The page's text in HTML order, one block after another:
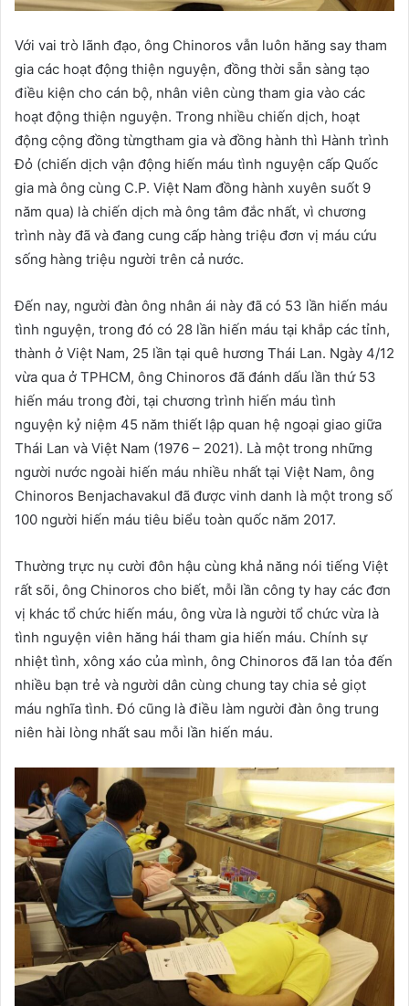
Với vai trò lãnh đạo, ông Chinoros vẫn luôn hăng say tham
gia các hoạt động thiện nguyện, đồng thời sẵn sàng tạo
điều kiện cho cán bộ, nhân viên cùng tham gia vào các
hoạt động thiện nguyện. Trong nhiều chiến dịch, hoạt
động cộng đồng từngtham gia và đồng hành thì Hành trình
Đỏ (chiến dịch vận động hiến máu tình nguyện cấp Quốc
gia mà ông cùng C.P. Việt Nam đồng hành xuyên suốt 9
năm qua) là chiến dịch mà ông tâm đắc nhất, vì chương
trình này đã và đang cung cấp hàng triệu đơn vị máu cứu
sống hàng triệu người trên cả nước.
Đến nay, người đàn ông nhân ái này đã có 53 lần hiến máu
tình nguyện, trong đó có 28 lần hiến máu tại khắp các tỉnh,
thành ở Việt Nam, 25 lần tại quê hương Thái Lan. Ngày 4/12
vừa qua ở TPHCM, ông Chinoros đã đánh dấu lần thứ 53
hiến máu trong đời, tại chương trình hiến máu tình
nguyện kỷ niệm 45 năm thiết lập quan hệ ngoại giao giữa
Thái Lan và Việt Nam (1976 – 2021). Là một trong những
người nước ngoài hiến máu nhiều nhất tại Việt Nam, ông
Chinoros Benjachavakul đã được vinh danh là một trong số
100 người hiến máu tiêu biểu toàn quốc năm 2017.
Thường trực nụ cười đôn hậu cùng khả năng nói tiếng Việt
rất sõi, ông Chinoros cho biết, mỗi lần công ty hay các đơn
vị khác tổ chức hiến máu, ông vừa là người tổ chức vừa là
tình nguyện viên hăng hái tham gia hiến máu. Chính sự
nhiệt tình, xông xáo của mình, ông Chinoros đã lan tỏa đến
nhiều bạn trẻ và người dân cùng chung tay chia sẻ giọt
máu nghĩa tình. Đó cũng là điều làm người đàn ông trung
niên hài lòng nhất sau mỗi lần hiến máu.